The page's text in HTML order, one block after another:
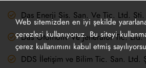
Das Enerji Sis. San. Ve Tic. Ltd. Şti.
Das Otomotiv Ve Jeneratör Tic. Ltd.
DDS İletişim ve Bilim Tic. San. Ltd.
Web sitemizden en iyi şekilde
çerezleri kullanıyoruz. Bu siteyi
çerez kullanımını kabul etmiş